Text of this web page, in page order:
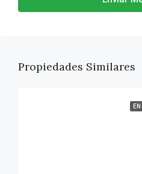
Propiedades Similares